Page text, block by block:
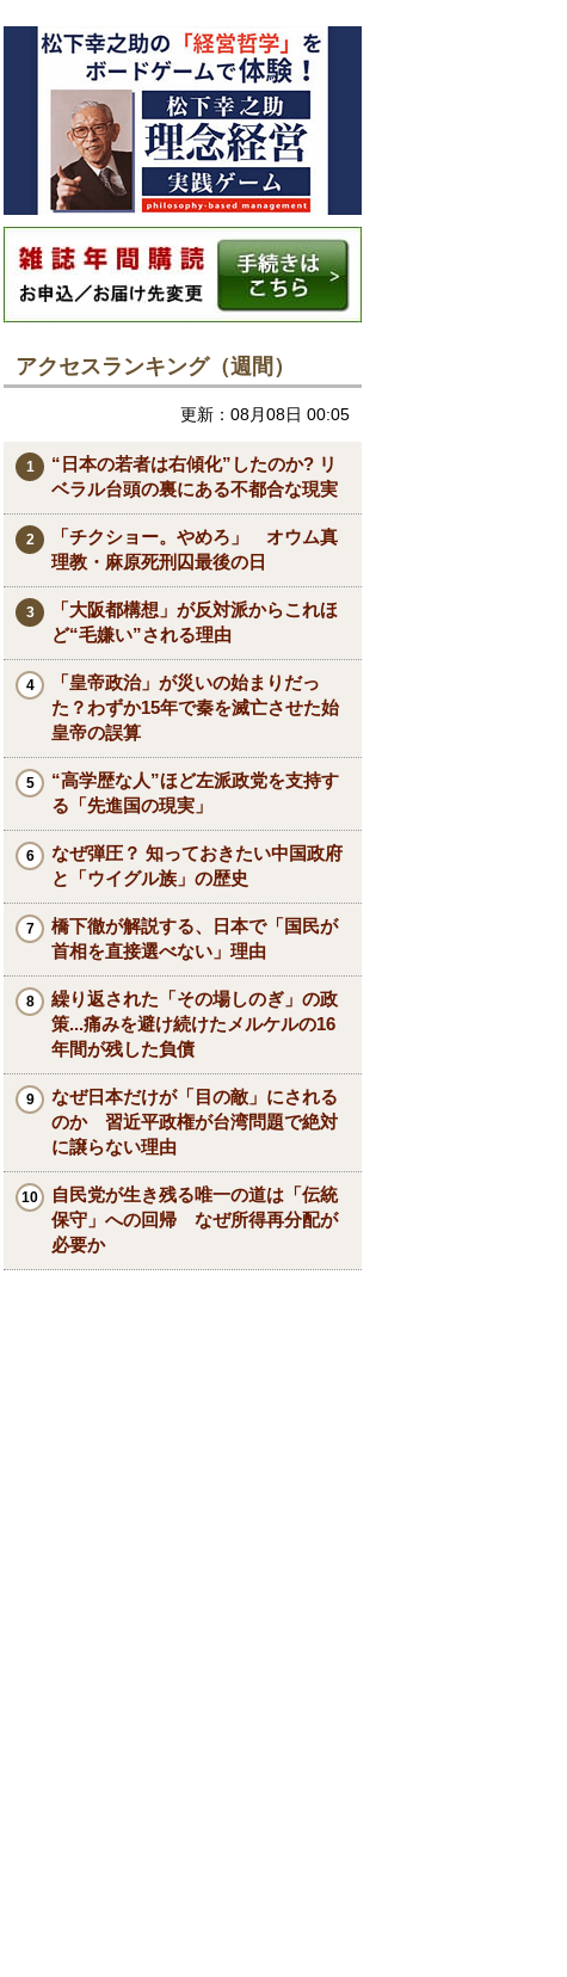
アクセスランキング（週間）
更新：08月08日 00:05
“日本の若者は右傾化”したのか? リ
ベラル台頭の裏にある不都合な現実
「チクショー。やめろ」 オウム真
理教・麻原死刑囚最後の日
「大阪都構想」が反対派からこれほ
ど“毛嫌い”される理由
「皇帝政治」が災いの始まりだっ
た？わずか15年で秦を滅亡させた始
皇帝の誤算
“高学歴な人”ほど左派政党を支持す
る「先進国の現実」
なぜ弾圧？ 知っておきたい中国政府
と「ウイグル族」の歴史
橋下徹が解説する、日本で「国民が
首相を直接選べない」理由
繰り返された「その場しのぎ」の政
策...痛みを避け続けたメルケルの16
年間が残した負債
なぜ日本だけが「目の敵」にされる
のか 習近平政権が台湾問題で絶対
に譲らない理由
自民党が生き残る唯一の道は「伝統
保守」への回帰 なぜ所得再分配が
必要か